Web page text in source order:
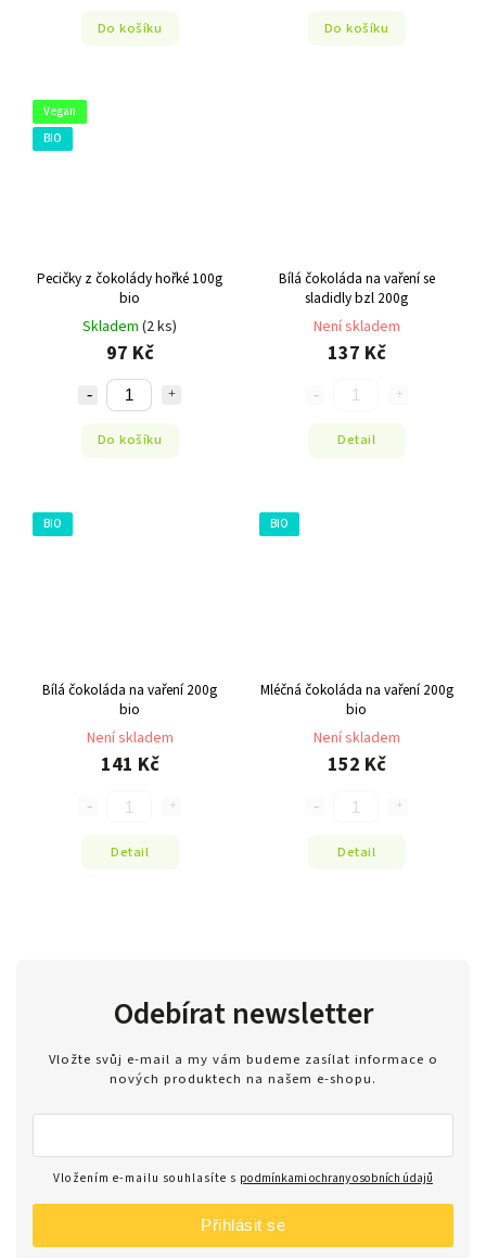
Do košíku Do košíku
Vegan
BIO
Pecičky z čokolády hořké 100g
bio
Skladem (2 ks)
97 Kč
Do košíku
Bílá čokoláda na vaření se
sladidly bzl 200g
Není skladem
137 Kč
Detail
BIO
Bílá čokoláda na vaření 200g
bio
Není skladem
141 Kč
Detail
BIO
Mléčná čokoláda na vaření 200g
bio
Není skladem
152 Kč
Detail
Odebírat newsletter
Vložte svůj e-mail a my vám budeme zasílat informace o
nových produktech na našem e-shopu.
Vložením e-mailu souhlasíte s podmínkami ochrany osobních údajů
Přihlásit se